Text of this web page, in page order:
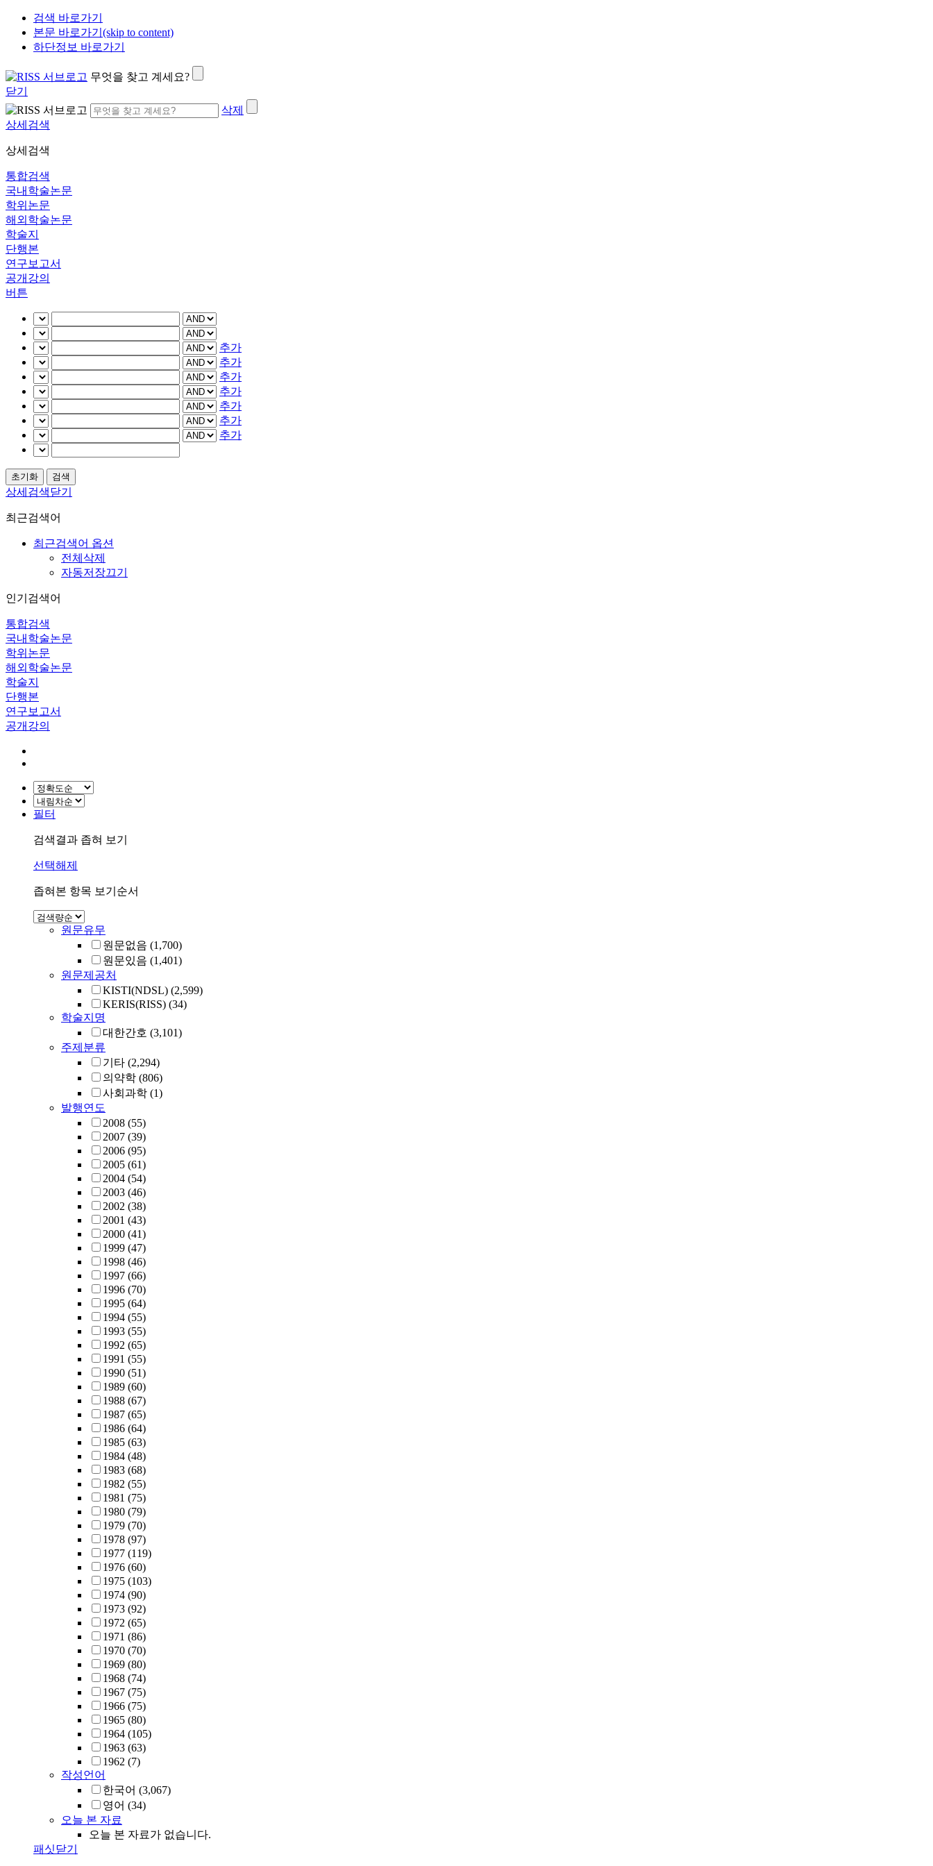
검색 바로가기
본문 바로가기(skip to content)
하단정보 바로가기
무엇을 찾고 계세요?
닫기
삭제
상세검색
상세검색
통합검색
국내학술논문
학위논문
해외학술논문
학술지
단행본
연구보고서
공개강의
버튼
추가
추가
추가
추가
추가
추가
추가
상세검색닫기
최근검색어
최근검색어 옵션
전체삭제
자동저장끄기
인기검색어
통합검색
국내학술논문
학위논문
해외학술논문
학술지
단행본
연구보고서
공개강의
필터
검색결과 좁혀 보기
선택해제
좁혀본 항목 보기순서
원문유무
원문없음 (1,700)
원문있음 (1,401)
원문제공처
KISTI(NDSL) (2,599)
KERIS(RISS) (34)
학술지명
대한간호 (3,101)
주제분류
기타 (2,294)
의약학 (806)
사회과학 (1)
발행연도
2008 (55)
2007 (39)
2006 (95)
2005 (61)
2004 (54)
2003 (46)
2002 (38)
2001 (43)
2000 (41)
1999 (47)
1998 (46)
1997 (66)
1996 (70)
1995 (64)
1994 (55)
1993 (55)
1992 (65)
1991 (55)
1990 (51)
1989 (60)
1988 (67)
1987 (65)
1986 (64)
1985 (63)
1984 (48)
1983 (68)
1982 (55)
1981 (75)
1980 (79)
1979 (70)
1978 (97)
1977 (119)
1976 (60)
1975 (103)
1974 (90)
1973 (92)
1972 (65)
1971 (86)
1970 (70)
1969 (80)
1968 (74)
1967 (75)
1966 (75)
1965 (80)
1964 (105)
1963 (63)
1962 (7)
작성언어
한국어 (3,067)
영어 (34)
오늘 본 자료
오늘 본 자료가 없습니다.
패싯닫기